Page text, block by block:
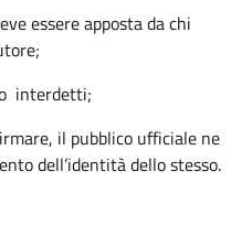
essere apposta da chi
interdetti;
il pubblico ufficiale ne
dell’identità dello stesso.